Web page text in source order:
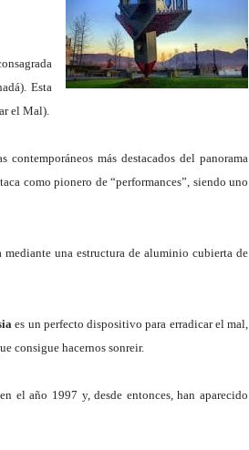
del
Esta
el Mal).
más destacados del panorama
como pionero de “performances”, siendo uno
una estructura de aluminio cubierta de
es un perfecto dispositivo para erradicar el mal,
consigue hacernos sonreir.
el año 1997 y, desde entonces, han aparecido